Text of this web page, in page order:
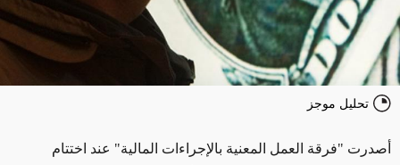
تحليل موجز
أصدرت "فرقة العمل المعنية بالإجراءات المالية" عند اختتام